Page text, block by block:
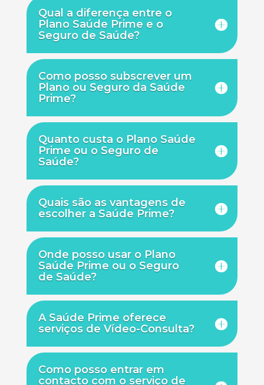
Qual a diferença entre o
Plano Saúde Prime e o
Seguro de Saúde?
Como posso subscrever um
Plano ou Seguro da Saúde
Prime?
Quanto custa o Plano Saúde
Prime ou o Seguro de
Saúde?
Quais são as vantagens de
escolher a Saúde Prime?
Onde posso usar o Plano
Saúde Prime ou o Seguro
de Saúde?
A Saúde Prime oferece
serviços de Vídeo-Consulta?
Como posso entrar em
contacto com o serviço de